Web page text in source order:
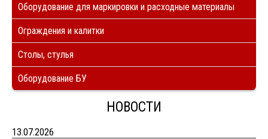
Оборудование для маркировки и расходные материалы
Ограждения и калитки
Столы, стулья
Оборудование БУ
НОВОСТИ
13.07.2026